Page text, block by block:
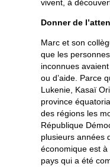
vivent, à
Donner de
Marc et son
que les
inconnues
ou d’aide. Parce
Lukenie, Kasaï
province
des régions les
République
plusieurs années
économique est à
pays qui a été